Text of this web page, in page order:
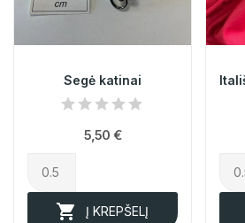
Segė katinai
5,50 €
 Į KREPŠELĮ